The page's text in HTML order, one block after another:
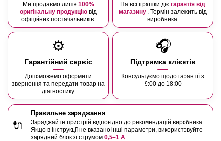
Ми продаємо лише 100%
оригінальну продукцію від
офіційних постачальників.
На всі іграшки діє гарантія від
магазину . Термін залежить від
виробника.
⚙️
Гарантійний сервіс
Допоможемо оформити
звернення та передати товар на
діагностику.
🎧
Підтримка клієнтів
Консультуємо щодо гарантії з
9:00 до 18:00
🔌
Правильне заряджання
Заряджайте пристрій відповідно до рекомендацій виробника.
Якщо в інструкції не вказано інші параметри, використовуйте
зарядний блок зі струмом 0,5–1 А.